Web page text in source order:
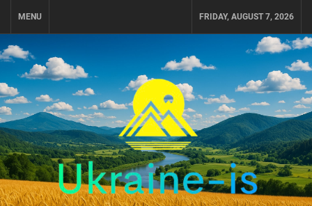
MENU FRIDAY, AUGUST 7, 2026